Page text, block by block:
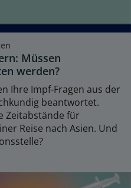
Müssen
werden?
Ihre Impf-Fragen aus der
beantwortet.
Zeitabstände für
Reise nach Asien. Und